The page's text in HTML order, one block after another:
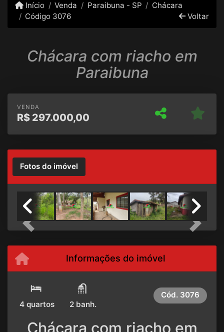
Início Venda Paraibuna - SP
Chácara
Código 3076
Voltar
Chácara com riacho em
Paraibuna
VENDA
R$ 297.000,00
Fotos do imóvel
Previous Next
Informações do imóvel
4 quartos 2 banh.
Cód. 3076
Chácara com riacho em